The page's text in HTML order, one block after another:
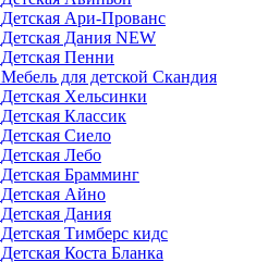
Детская Ари-Прованс
Детская Дания NEW
Детская Пенни
Мебель для детской Скандия
Детская Хельсинки
Детская Классик
Детская Сиело
Детская Лебо
Детская Брамминг
Детская Айно
Детская Дания
Детская Тимберс кидс
Детская Коста Бланка